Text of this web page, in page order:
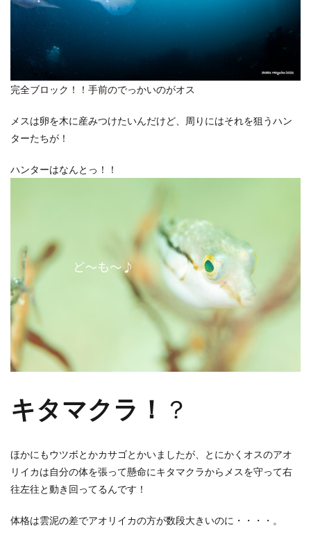
完全ブロック！！手前のでっかいのがオス
メスは卵を木に産みつけたいんだけど、周りにはそれを狙うハン
ターたちが！
ハンターはなんとっ！！
キタマクラ！ ？
ほかにもウツボとかカサゴとかいましたが、とにかくオスのアオ
リイカは自分の体を張って懸命にキタマクラからメスを守って右
往左往と動き回ってるんです！
体格は雲泥の差でアオリイカの方が数段大きいのに・・・・。